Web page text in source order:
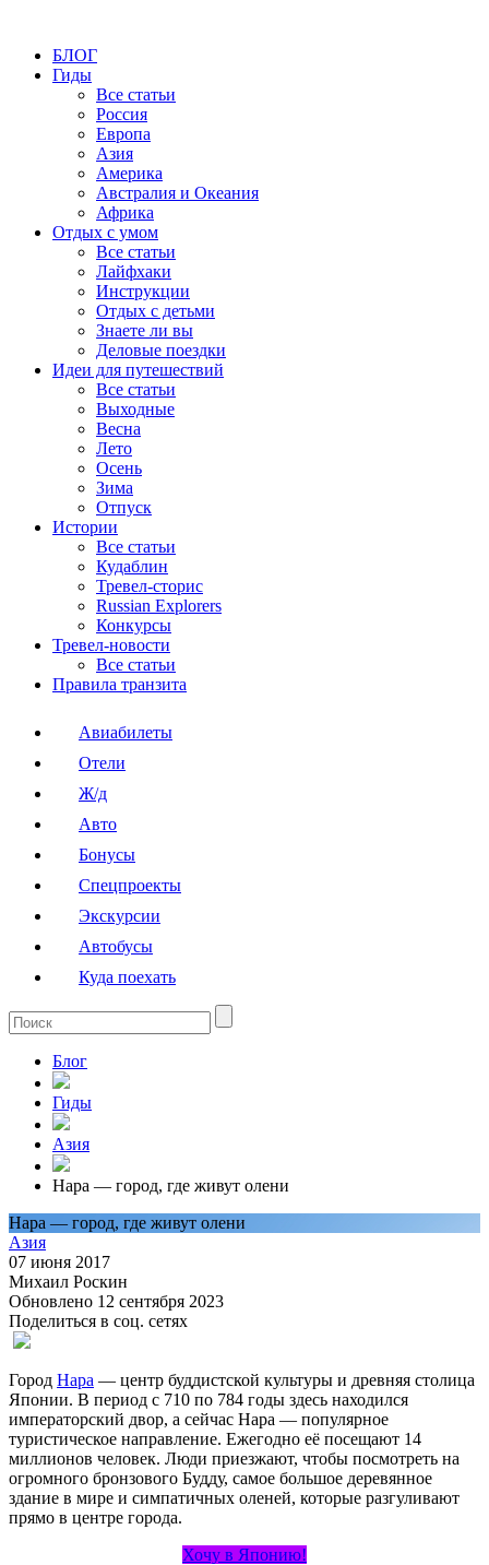
БЛОГ
Гиды
Все статьи
Россия
Европа
Азия
Америка
Австралия и Океания
Африка
Отдых с умом
Все статьи
Лайфхаки
Инструкции
Отдых с детьми
Знаете ли вы
Деловые поездки
Идеи для путешествий
Все статьи
Выходные
Весна
Лето
Осень
Зима
Отпуск
Истории
Все статьи
Кудаблин
Тревел-сторис
Russian Explorers
Конкурсы
Тревел-новости
Все статьи
Правила транзита
Авиабилеты
Отели
Ж/д
Авто
Бонусы
Спецпроекты
Экскурсии
Автобусы
Куда поехать
Блог
Гиды
Азия
Нара — город, где живут олени
Нара — город, где живут олени
Азия
07 июня 2017
Михаил Роскин
Обновлено 12 сентября 2023
Поделиться в соц. сетях
Город Нара — центр буддистской культуры и древняя столица
Японии. В период с 710 по 784 годы здесь находился
императорский двор, а сейчас Нара — популярное
туристическое направление. Ежегодно её посещают 14
миллионов человек. Люди приезжают, чтобы посмотреть на
огромного бронзового Будду, самое большое деревянное
здание в мире и симпатичных оленей, которые разгуливают
прямо в центре города.
Хочу в Японию!